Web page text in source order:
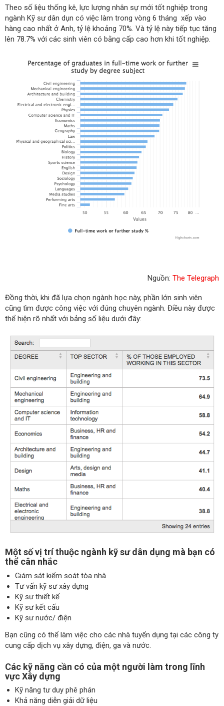
Theo số liệu thống kê, lực lượng nhân sự mới tốt nghiệp trong
ngành Kỹ sư dân dụn có việc làm trong vòng 6 tháng xếp vào
hàng cao nhất ở Anh, tỷ lệ khoảng 70%. Và tỷ lệ này tiếp tục tăng
lên 78.7% với các sinh viên có bằng cấp cao hơn khi tốt nghiệp.
Nguồn: The Telegraph
Đồng thời, khi đã lựa chọn ngành học này, phần lớn sinh viên
cũng tìm được công việc với đúng chuyên ngành. Điều này được
thể hiện rõ nhất với bảng số liệu dưới đây:
Một số vị trí thuộc ngành kỹ sư dân dụng mà bạn có
thể cân nhắc
Giám sát kiểm soát tòa nhà
Tư vấn kỹ sư xây dựng
Kỹ sư thiết kế
Kỹ sư kết cấu
Kỹ sư nước/ điện
Bạn cũng có thể làm việc cho các nhà tuyển dụng tại các công ty
cung cấp dịch vụ xây dựng, điện, ga và nước.
Các kỹ năng cần có của một người làm trong lĩnh
vực Xây dựng
Kỹ năng tư duy phê phán
Khả năng diễn giải dữ liệu